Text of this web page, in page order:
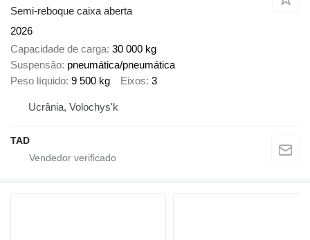
Semi-reboque caixa aberta
2026
Capacidade de carga 30 000 kg
Suspensão pneumática/pneumática
Peso líquido 9 500 kg Eixos 3
Ucrânia, Volochys'k
TAD